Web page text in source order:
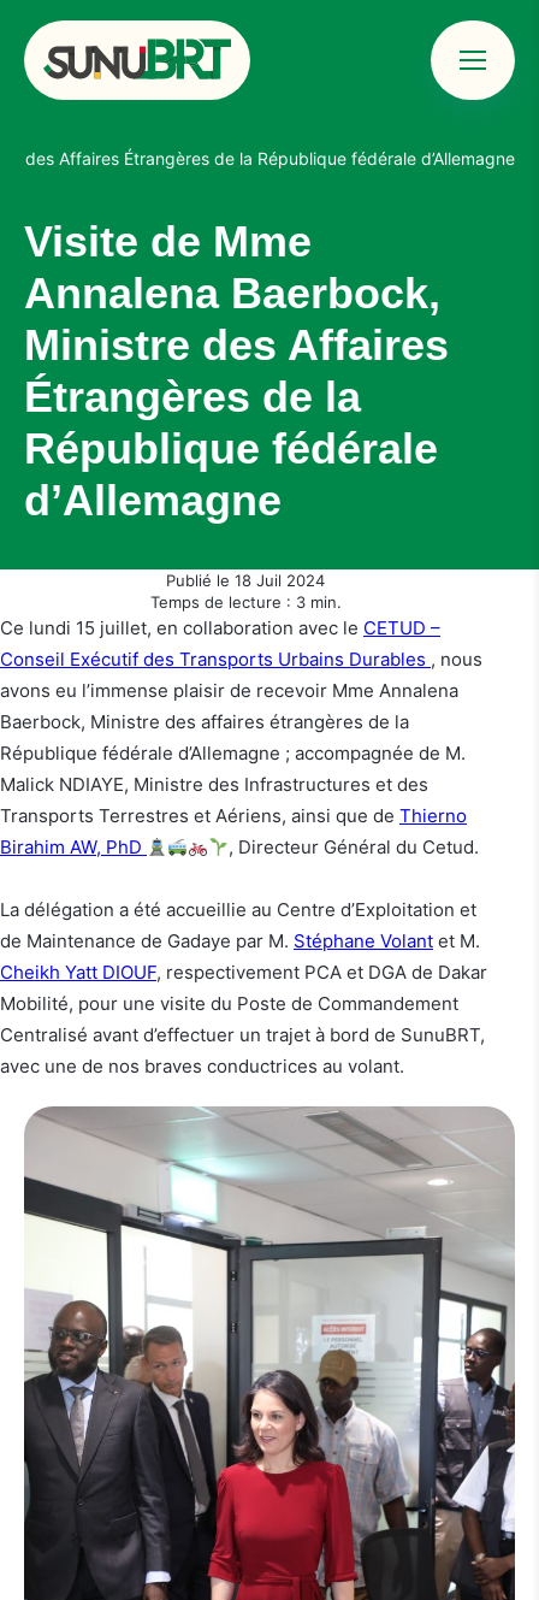
Menu
des Affaires Étrangères de la République fédérale d’Allemagne
Visite de Mme
Annalena Baerbock,
Ministre des Affaires
Étrangères de la
République fédérale
d’Allemagne
Publié le 18 Juil 2024
Temps de lecture : 3 min.
Ce lundi 15 juillet, en collaboration avec le CETUD –
Conseil Exécutif des Transports Urbains Durables , nous
avons eu l’immense plaisir de recevoir Mme Annalena
Baerbock, Ministre des affaires étrangères de la
République fédérale d’Allemagne ; accompagnée de M.
Malick NDIAYE, Ministre des Infrastructures et des
Transports Terrestres et Aériens, ainsi que de Thierno
Birahim AW, PhD
, Directeur Général du Cetud.
La délégation a été accueillie au Centre d’Exploitation et
de Maintenance de Gadaye par M. Stéphane Volant et M.
Cheikh Yatt DIOUF, respectivement PCA et DGA de Dakar
Mobilité, pour une visite du Poste de Commandement
Centralisé avant d’effectuer un trajet à bord de SunuBRT,
avec une de nos braves conductrices au volant.